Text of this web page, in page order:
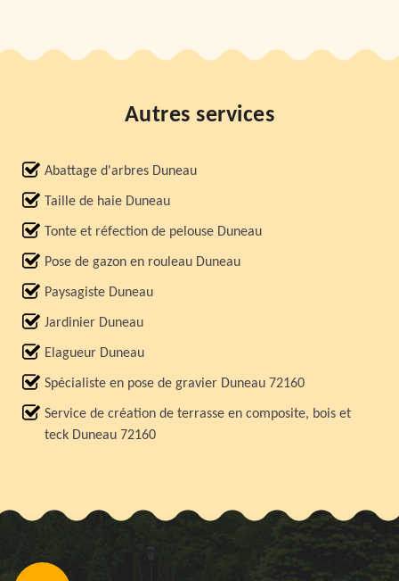
Autres services
Abattage d'arbres Duneau
Taille de haie Duneau
Tonte et réfection de pelouse Duneau
Pose de gazon en rouleau Duneau
Paysagiste Duneau
Jardinier Duneau
Elagueur Duneau
Spécialiste en pose de gravier Duneau 72160
Service de création de terrasse en composite, bois et
teck Duneau 72160